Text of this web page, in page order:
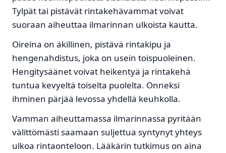
Tylpät tai pistävät rintakehävammat voivat
suoraan aiheuttaa ilmarinnan ulkoista kautta.
Oireina on äkillinen, pistävä rintakipu ja
hengenahdistus, joka on usein toispuoleinen.
Hengitysäänet voivat heikentyä ja rintakehä
tuntua kevyeltä toiselta puolelta. Onneksi
ihminen pärjää levossa yhdellä keuhkolla.
Vamman aiheuttamassa ilmarinnassa pyritään
välittömästi saamaan suljettua syntynyt yhteys
ulkoa rintaonteloon. Lääkärin tutkimus on aina